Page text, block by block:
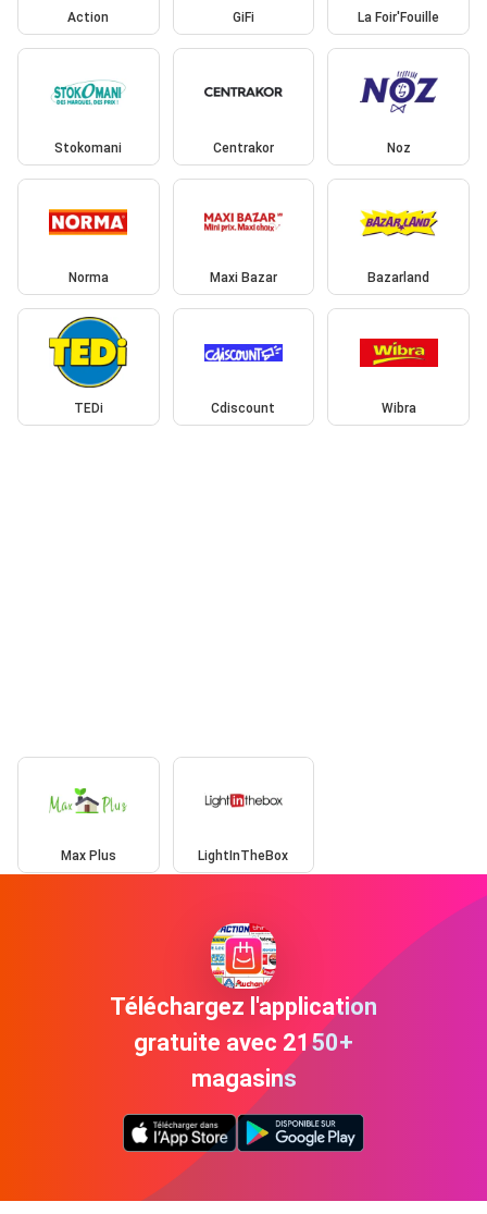
Action GiFi La Foir'Fouille
Stokomani Centrakor Noz
Norma Maxi Bazar Bazarland
TEDi Cdiscount Wibra
Max Plus LightInTheBox
Téléchargez l'application
gratuite avec 2150+
magasins